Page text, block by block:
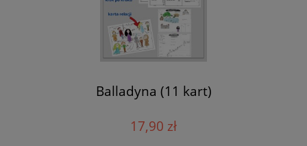
Balladyna (11 kart)
17,90 zł